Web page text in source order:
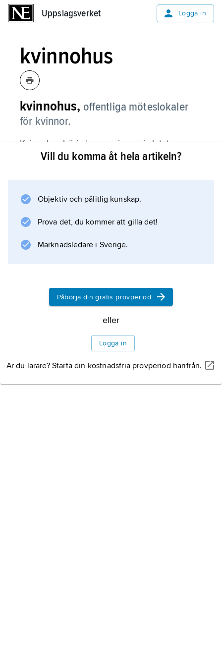
Uppslagsverket Logga in
kvinnohus
kvinnohus, offentliga möteslokaler
för kvinnor.
Kvinnohus började organiseras i slutet av
1960-talet av feministiska grupper i USA och
undan våld i hemmet. I Danmark öppnades
Göteborg bildades 1975 Kvinnocentrum, som
Information om artikeln
Vill du komma åt hela artikeln?
Objektiv och pålitlig kunskap.
Prova det, du kommer att gilla det!
Marknadsledare i Sverige.
Påbörja din gratis provperiod
eller
Logga in
Är du lärare? Starta din kostnadsfria provperiod härifrån.